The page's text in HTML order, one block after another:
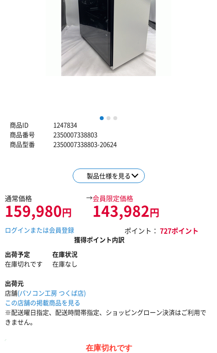
1 2
商品ID
1247834
商品番号
2350007338803
商品型番
2350007338803-20624
製品仕様を見る
通常価格
159,980円
→会員限定価格
143,982円
ログインまたは会員登録
獲得ポイント内訳
ポイント： 727ポイント
出荷予定
在庫切れです
在庫状況
在庫なし
出荷元
店舗(パソコン工房 つくば店)
この店舗の掲載商品を見る
※配送曜日指定、配送時間帯指定、ショッピングローン決済はご利用で
きません。
在庫切れです